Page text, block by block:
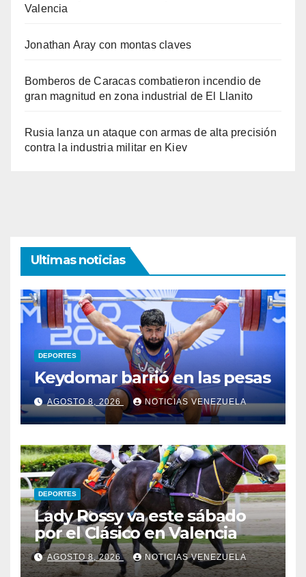
Valencia
Jonathan Aray con montas claves
Bomberos de Caracas combatieron incendio de
gran magnitud en zona industrial de El Llanito
Rusia lanza un ataque con armas de alta precisión
contra la industria militar en Kiev
Ultimas noticias
DEPORTES
Keydomar barrió en las pesas
AGOSTO 8, 2026 NOTICIAS VENEZUELA
DEPORTES
Lady Rossy va este sábado
por el Clásico en Valencia
AGOSTO 8, 2026 NOTICIAS VENEZUELA